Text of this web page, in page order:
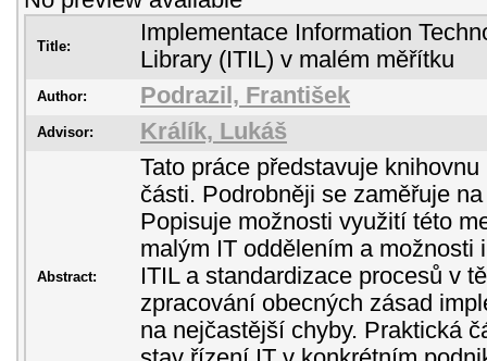
Title:
Implementace Information
Library (ITIL) v malém měřítku
Author: Podrazil, František
Advisor: Králík, Lukáš
Abstract:
Tato práce představuje
části. Podrobněji se zaměřuje
Popisuje možnosti využití této
malým IT oddělením a možnosti
ITIL a standardizace procesů v
zpracování obecných zásad
na nejčastější chyby. Praktická